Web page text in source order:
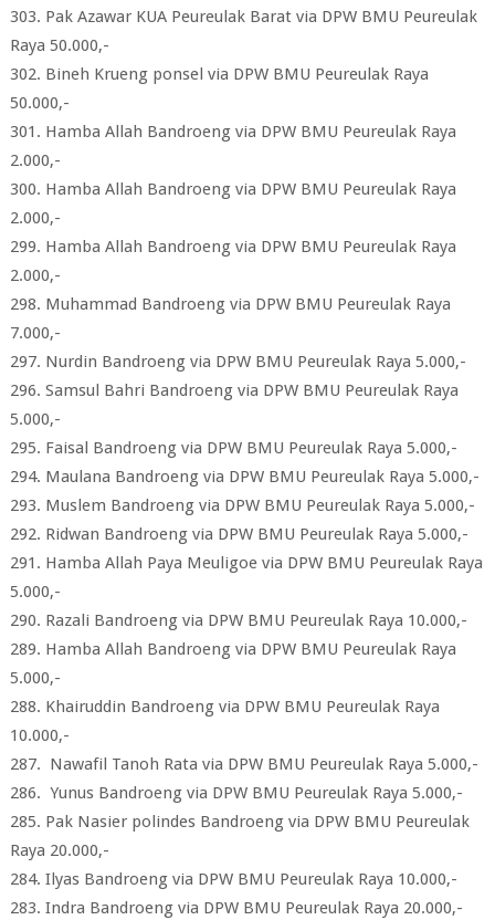
303. Pak Azawar KUA Peureulak Barat via DPW BMU Peureulak
Raya 50.000,-
302. Bineh Krueng ponsel via DPW BMU Peureulak Raya
50.000,-
301. Hamba Allah Bandroeng via DPW BMU Peureulak Raya
2.000,-
300. Hamba Allah Bandroeng via DPW BMU Peureulak Raya
2.000,-
299. Hamba Allah Bandroeng via DPW BMU Peureulak Raya
2.000,-
298. Muhammad Bandroeng via DPW BMU Peureulak Raya
7.000,-
297. Nurdin Bandroeng via DPW BMU Peureulak Raya 5.000,-
296. Samsul Bahri Bandroeng via DPW BMU Peureulak Raya
5.000,-
295. Faisal Bandroeng via DPW BMU Peureulak Raya 5.000,-
294. Maulana Bandroeng via DPW BMU Peureulak Raya 5.000,-
293. Muslem Bandroeng via DPW BMU Peureulak Raya 5.000,-
292. Ridwan Bandroeng via DPW BMU Peureulak Raya 5.000,-
291. Hamba Allah Paya Meuligoe via DPW BMU Peureulak Raya
5.000,-
290. Razali Bandroeng via DPW BMU Peureulak Raya 10.000,-
289. Hamba Allah Bandroeng via DPW BMU Peureulak Raya
5.000,-
288. Khairuddin Bandroeng via DPW BMU Peureulak Raya
10.000,-
287. Nawafil Tanoh Rata via DPW BMU Peureulak Raya 5.000,-
286. Yunus Bandroeng via DPW BMU Peureulak Raya 5.000,-
285. Pak Nasier polindes Bandroeng via DPW BMU Peureulak
Raya 20.000,-
284. Ilyas Bandroeng via DPW BMU Peureulak Raya 10.000,-
283. Indra Bandroeng via DPW BMU Peureulak Raya 20.000,-